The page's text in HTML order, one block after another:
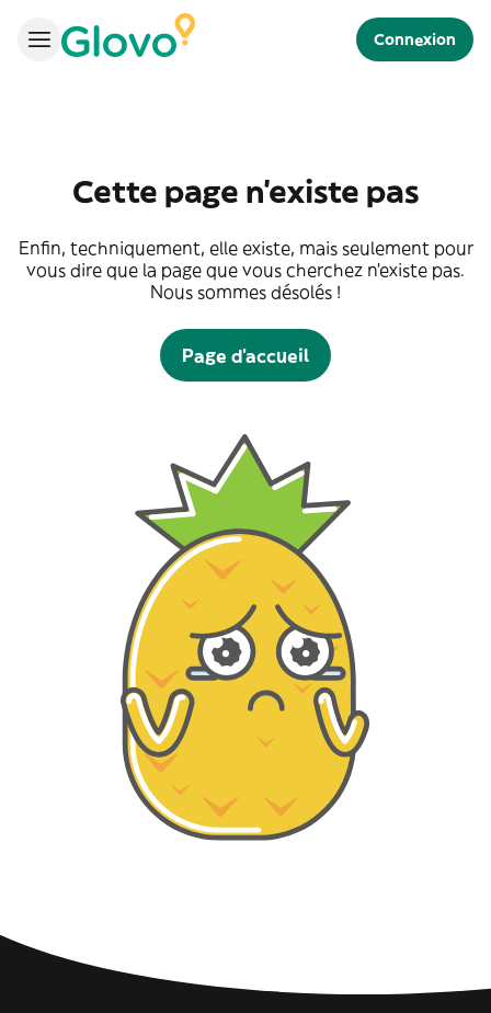
Connexion
Cette page n'existe pas
Enfin, techniquement, elle existe, mais seulement pour
vous dire que la page que vous cherchez n'existe pas.
Nous sommes désolés !
Page d'accueil